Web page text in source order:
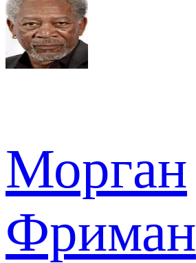
Морган
Фриман